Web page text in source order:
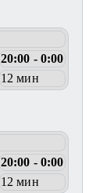
20:00 - 0:00
12 мин
20:00 - 0:00
12 мин